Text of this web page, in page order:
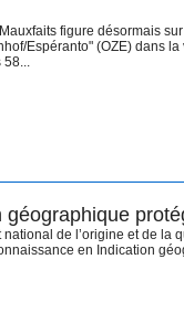
figure désormais
Espéranto" (OZE) dans
58...
géographique
national de l’origine et de la
en Indication